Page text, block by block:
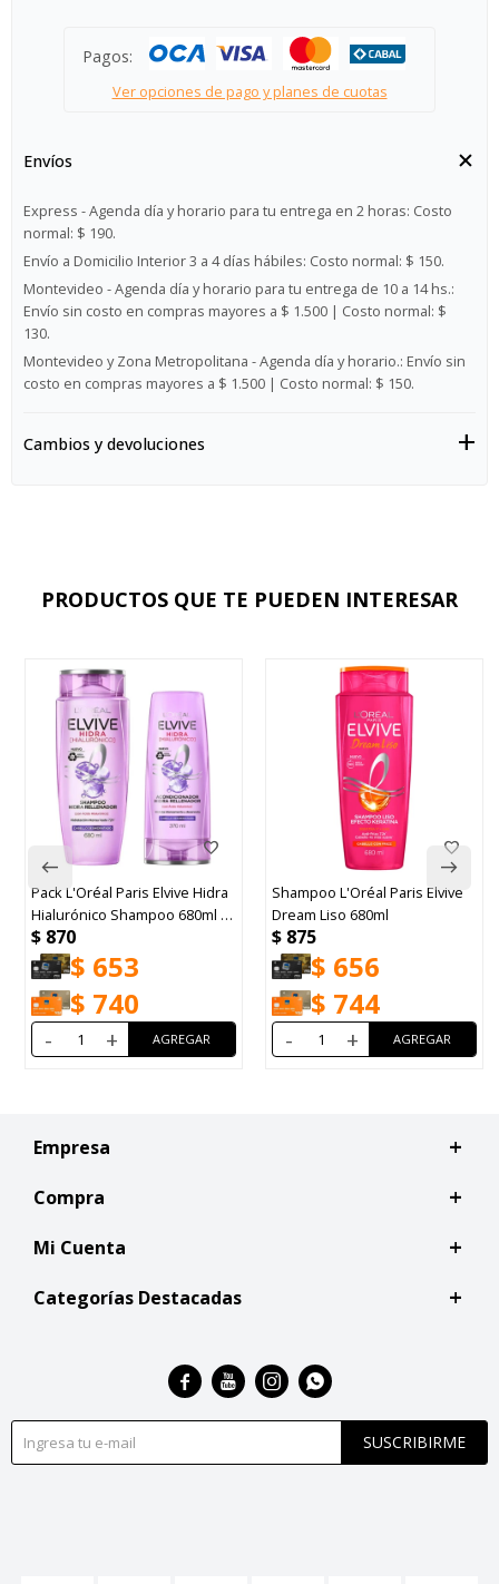
Pagos:
Ver opciones de pago y planes de cuotas
Envíos
Express - Agenda día y horario para tu entrega en 2 horas: Costo
normal: $ 190.
Envío a Domicilio Interior 3 a 4 días hábiles: Costo normal: $ 150.
Montevideo - Agenda día y horario para tu entrega de 10 a 14 hs.:
Envío sin costo en compras mayores a $ 1.500 | Costo normal: $
130.
Montevideo y Zona Metropolitana - Agenda día y horario.: Envío sin
costo en compras mayores a $ 1.500 | Costo normal: $ 150.
Cambios y devoluciones
PRODUCTOS QUE TE PUEDEN INTERESAR
Pack L'Oréal Paris Elvive Hidra
Hialurónico Shampoo 680ml +
Acondicionador 370ml
$ 870
$ 653
$ 740
- +
Shampoo L'Oréal Paris Elvive
Dream Liso 680ml
$ 875
$ 656
$ 744
- +
Empresa
Compra
Mi Cuenta
Categorías Destacadas
SUSCRIBIRME
   